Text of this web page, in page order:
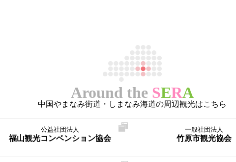
Around the SERA
中国やまなみ街道・しまなみ海道の周辺観光はこちら
公益社団法人
福山観光コンベンション協会
一般社団法人
竹原市観光協会